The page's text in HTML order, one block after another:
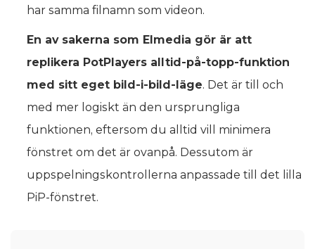
har samma filnamn som videon.
En av sakerna som Elmedia gör är att
replikera PotPlayers alltid-på-topp-funktion
med sitt eget bild-i-bild-läge. Det är till och
med mer logiskt än den ursprungliga
funktionen, eftersom du alltid vill minimera
fönstret om det är ovanpå. Dessutom är
uppspelningskontrollerna anpassade till det lilla
PiP-fönstret.